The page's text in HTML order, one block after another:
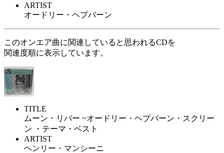
ARTIST
オードリー・ヘプバーン
このオンエア曲に関連していると思われるCDを
関連度順に表示しています。
TITLE
ムーン・リバー ~オードリー・ヘプバーン・スクリー
ン ・テーマ・ベスト
ARTIST
ヘンリー・マンシーニ